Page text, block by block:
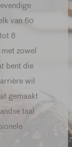
van 60
8
zowel
bent die
wil
gemaakt
taal